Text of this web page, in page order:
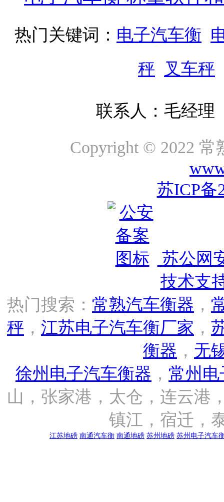
热门关键词： 电子汽车衡
秤
叉车秤
联系人：毛经理
Copyright © 2022
苏ICP备
苏公网
技术支
热门搜索： 常熟汽车衡器 ，
秤 ， 江苏电子汽车衡厂家 ，
衡器 ， 无
徐州电子汽车衡器 ， 常州
山，张家港，太仓，连云港
镇江，宿迁，
江苏地磅 南通汽车衡 南通地磅 苏州地磅 苏州电子汽车